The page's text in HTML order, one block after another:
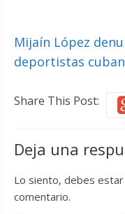
Mijaín López
deportistas
Share This Post:
Deja una
Lo siento, debes estar
comentario.